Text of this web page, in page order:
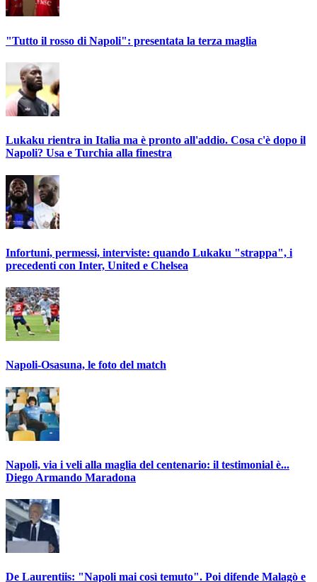
"Tutto il rosso di Napoli": presentata la terza maglia
Lukaku rientra in Italia ma è pronto all'addio. Cosa c'è dopo il
Napoli? Usa e Turchia alla finestra
Infortuni, permessi, interviste: quando Lukaku "strappa", i
precedenti con Inter, United e Chelsea
Napoli-Osasuna, le foto del match
Napoli, via i veli alla maglia del centenario: il testimonial è...
Diego Armando Maradona
De Laurentiis: "Napoli mai così temuto". Poi difende Malagò e